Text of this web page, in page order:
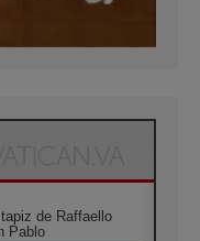
de Raffaello
Pablo